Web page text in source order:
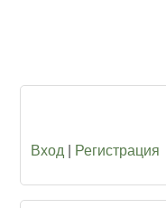
Вход Регистрация